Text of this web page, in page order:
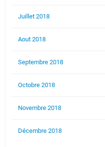
Juillet 2018
Aout 2018
Septembre 2018
Octobre 2018
Novembre 2018
Décembre 2018